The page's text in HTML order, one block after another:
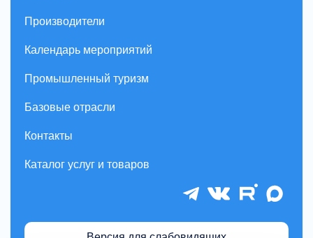
Производители
Календарь мероприятий
Промышленный туризм
Базовые отрасли
Контакты
Каталог услуг и товаров